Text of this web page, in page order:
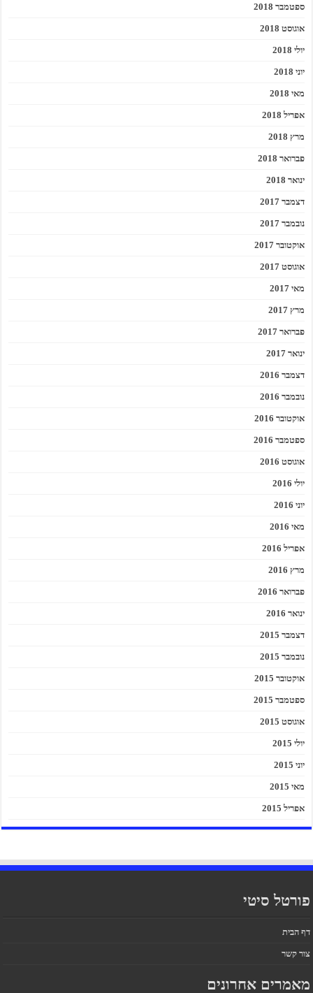
ספטמבר 2018
אוגוסט 2018
יולי 2018
יוני 2018
מאי 2018
אפריל 2018
מרץ 2018
פברואר 2018
ינואר 2018
דצמבר 2017
נובמבר 2017
אוקטובר 2017
אוגוסט 2017
מאי 2017
מרץ 2017
פברואר 2017
ינואר 2017
דצמבר 2016
נובמבר 2016
אוקטובר 2016
ספטמבר 2016
אוגוסט 2016
יולי 2016
יוני 2016
מאי 2016
אפריל 2016
מרץ 2016
פברואר 2016
ינואר 2016
דצמבר 2015
נובמבר 2015
אוקטובר 2015
ספטמבר 2015
אוגוסט 2015
יולי 2015
יוני 2015
מאי 2015
אפריל 2015
פורטל סיטי
דף הבית
צור קשר
מאמרים אחרונים